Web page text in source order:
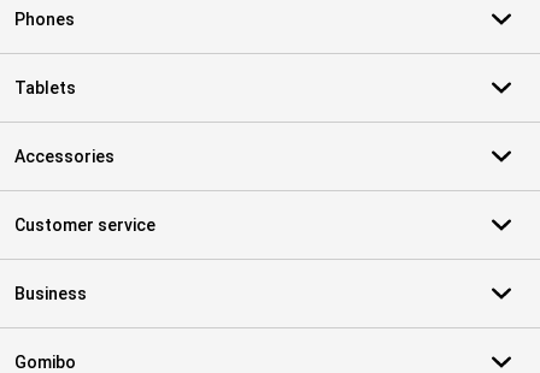
Phones
Tablets
Accessories
Customer service
Business
Gomibo